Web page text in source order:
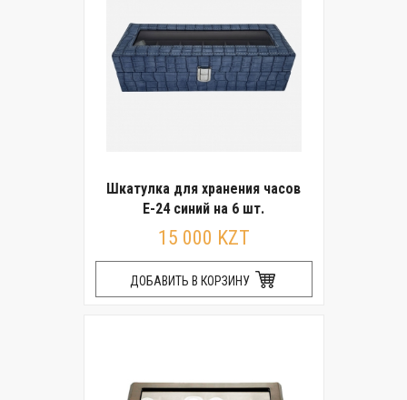
Шкатулка для хранения часов
E-24 синий на 6 шт.
15 000 KZT
ДОБАВИТЬ В КОРЗИНУ